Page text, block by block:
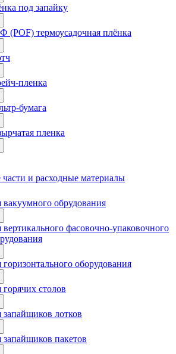
под запайку
(POF) термоусадочная плёнка
пленка
бумага
пленка
части и расходные материалы
вакуумного обрудования
вертикального фасовочно-упаковочного
горизонтального оборудования
горячих столов
запайщиков лотков
запайщиков пакетов